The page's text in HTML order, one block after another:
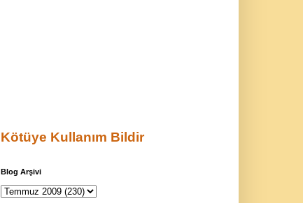
Kötüye Kullanım Bildir
Blog Arşivi